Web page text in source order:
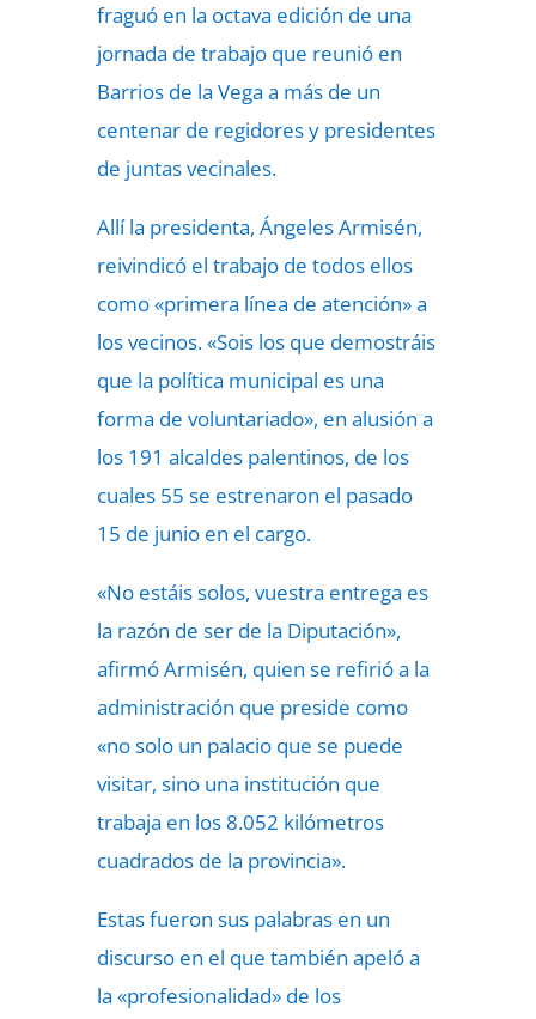
fraguó en la octava edición de una
jornada de trabajo que reunió en
Barrios de la Vega a más de un
centenar de regidores y presidentes
de juntas vecinales.
Allí la presidenta, Ángeles Armisén,
reivindicó el trabajo de todos ellos
como «primera línea de atención» a
los vecinos. «Sois los que demostráis
que la política municipal es una
forma de voluntariado», en alusión a
los 191 alcaldes palentinos, de los
cuales 55 se estrenaron el pasado
15 de junio en el cargo.
«No estáis solos, vuestra entrega es
la razón de ser de la Diputación»,
afirmó Armisén, quien se refirió a la
administración que preside como
«no solo un palacio que se puede
visitar, sino una institución que
trabaja en los 8.052 kilómetros
cuadrados de la provincia».
Estas fueron sus palabras en un
discurso en el que también apeló a
la «profesionalidad» de los